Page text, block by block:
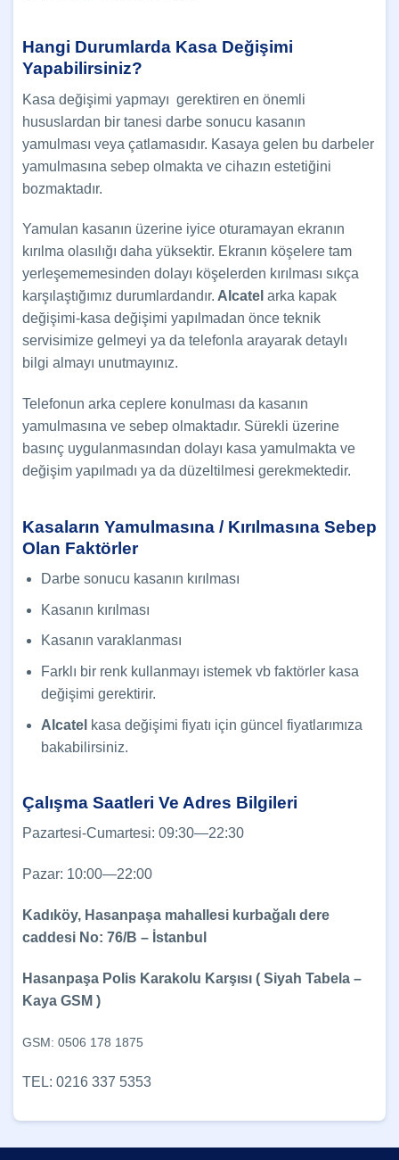
Hangi Durumlarda Kasa Değişimi
Yapabilirsiniz?
Kasa değişimi yapmayı gerektiren en önemli
hususlardan bir tanesi darbe sonucu kasanın
yamulması veya çatlamasıdır. Kasaya gelen bu darbeler
yamulmasına sebep olmakta ve cihazın estetiğini
bozmaktadır.
Yamulan kasanın üzerine iyice oturamayan ekranın
kırılma olasılığı daha yüksektir. Ekranın köşelere tam
yerleşememesinden dolayı köşelerden kırılması sıkça
karşılaştığımız durumlardandır. Alcatel arka kapak
değişimi-kasa değişimi yapılmadan önce teknik
servisimize gelmeyi ya da telefonla arayarak detaylı
bilgi almayı unutmayınız.
Telefonun arka ceplere konulması da kasanın
yamulmasına ve sebep olmaktadır. Sürekli üzerine
basınç uygulanmasından dolayı kasa yamulmakta ve
değişim yapılmadı ya da düzeltilmesi gerekmektedir.
Kasaların Yamulmasına / Kırılmasına Sebep
Olan Faktörler
Darbe sonucu kasanın kırılması
Kasanın kırılması
Kasanın varaklanması
Farklı bir renk kullanmayı istemek vb faktörler kasa
değişimi gerektirir.
Alcatel kasa değişimi fiyatı için güncel fiyatlarımıza
bakabilirsiniz.
Çalışma Saatleri Ve Adres Bilgileri
Pazartesi-Cumartesi: 09:30—22:30
Pazar: 10:00—22:00
Kadıköy, Hasanpaşa mahallesi kurbağalı dere
caddesi No: 76/B – İstanbul
Hasanpaşa Polis Karakolu Karşısı ( Siyah Tabela –
Kaya GSM )
GSM: 0506 178 1875
TEL: 0216 337 5353